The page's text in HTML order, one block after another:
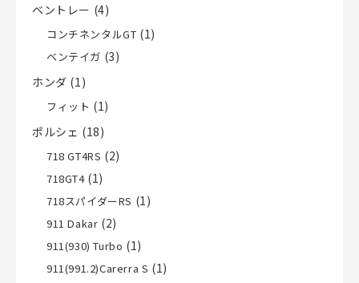
ベントレー (4)
コンチネンタルGT (1)
ベンテイガ (3)
ホンダ (1)
フィット (1)
ポルシェ (18)
718 GT4RS (2)
718GT4(1)
718スパイダーRS (1)
911 Dakar (2)
911(930) Turbo (1)
911(991.2)Carerra S (1)